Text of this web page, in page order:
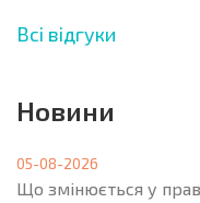
Всі відгуки
Новини
05-08-2026
Що змінюється у